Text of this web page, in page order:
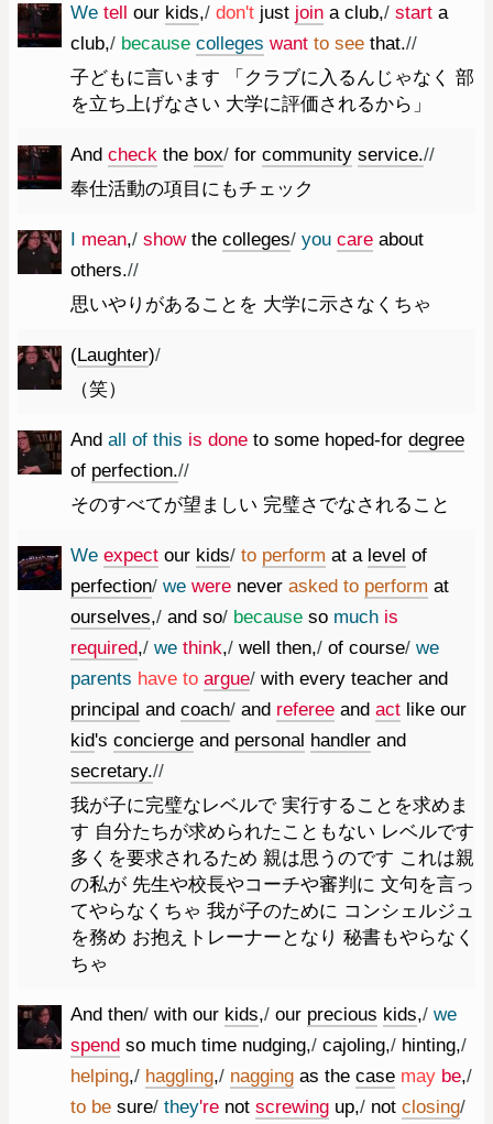
We tell our kids,/ don't just join a club,/ start a
club,/ because colleges want to see that.//
子どもに言います 「クラブに入るんじゃなく 部
を立ち上げなさい 大学に評価されるから」
And check the box/ for community service.//
奉仕活動の項目にもチェック
I mean,/ show the colleges/ you care about
others.//
思いやりがあることを 大学に示さなくちゃ
(Laughter)/
（笑）
And all of this is done to some hoped-for degree
of perfection.//
そのすべてが望ましい 完璧さでなされること
We expect our kids/ to perform at a level of
perfection/ we were never asked to perform at
ourselves,/ and so/ because so much is
required,/ we think,/ well then,/ of course/ we
parents have to argue/ with every teacher and
principal and coach/ and referee and act like our
kid's concierge and personal handler and
secretary.//
我が子に完璧なレベルで 実行することを求めま
す 自分たちが求められたこともない レベルです
多くを要求されるため 親は思うのです これは親
の私が 先生や校長やコーチや審判に 文句を言っ
てやらなくちゃ 我が子のために コンシェルジュ
を務め お抱えトレーナーとなり 秘書もやらなく
ちゃ
And then/ with our kids,/ our precious kids,/ we
spend so much time nudging,/ cajoling,/ hinting,/
helping,/ haggling,/ nagging as the case may be,/
to be sure/ they're not screwing up,/ not closing/